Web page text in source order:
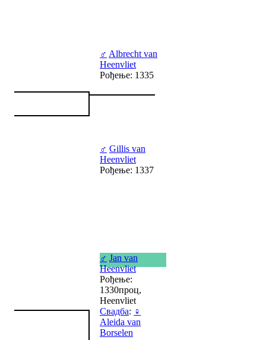
♂ Albrecht van
Heenvliet
Рођење: 1335
♂ Gillis van
Heenvliet
Рођење: 1337
♂ Jan van
Heenvliet
Рођење:
1330проц,
Heenvliet
Свадба: ♀
Aleida van
Borselen